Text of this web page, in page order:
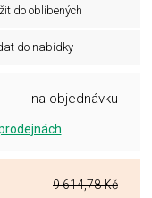
do oblíbených
do nabídky
na objednávku
9 614,78 Kč